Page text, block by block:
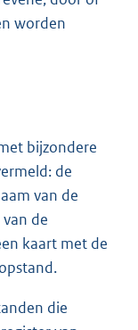
worden
bijzondere
de
van de
de
kaart met de
die